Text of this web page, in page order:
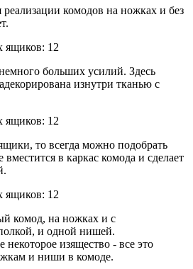
комодов на ножках и без
больших усилий. Здесь
изнутри тканью с
то всегда можно подобрать
вместится в каркас комода и сделает
комод, на ножках и с
и одной нишей.
изящество - все это
и ниши в комоде.